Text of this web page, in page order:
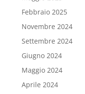
Febbraio 2025
Novembre 2024
Settembre 2024
Giugno 2024
Maggio 2024
Aprile 2024